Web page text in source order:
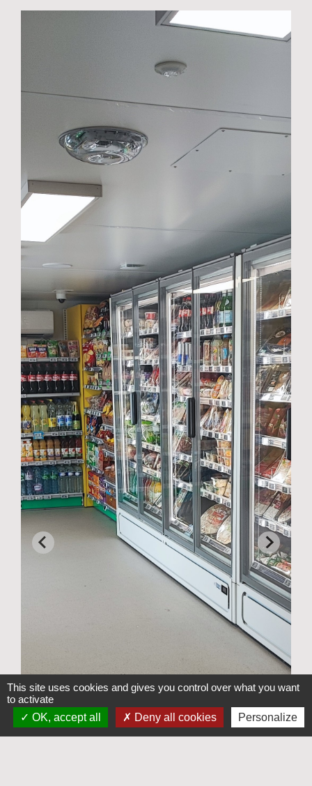
This site uses cookies and gives you control over what you want
to activate
OK, accept all
Deny all cookies Personalize